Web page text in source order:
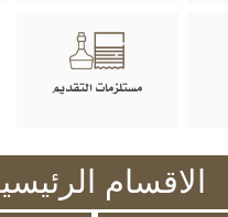
مستلزمات التقديم
الاقسام